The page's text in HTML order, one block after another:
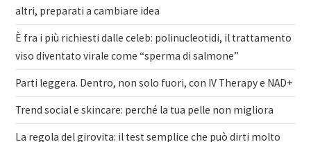
altri, preparati a cambiare idea
È fra i più richiesti dalle celeb: polinucleotidi, il trattamento
viso diventato virale come “sperma di salmone”
Parti leggera. Dentro, non solo fuori, con IV Therapy e NAD+
Trend social e skincare: perché la tua pelle non migliora
La regola del girovita: il test semplice che può dirti molto